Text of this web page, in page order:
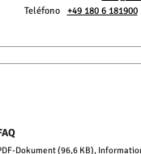
Teléfono
+49 180 6 181900
Dokument (96,6 KB),